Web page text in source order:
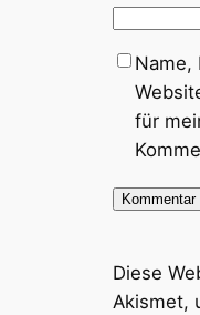
Name,
für
Diese
Akismet,